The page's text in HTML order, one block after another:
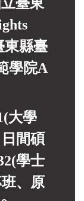
臺東
東縣臺
學院A
大學
間碩
學士
、 原